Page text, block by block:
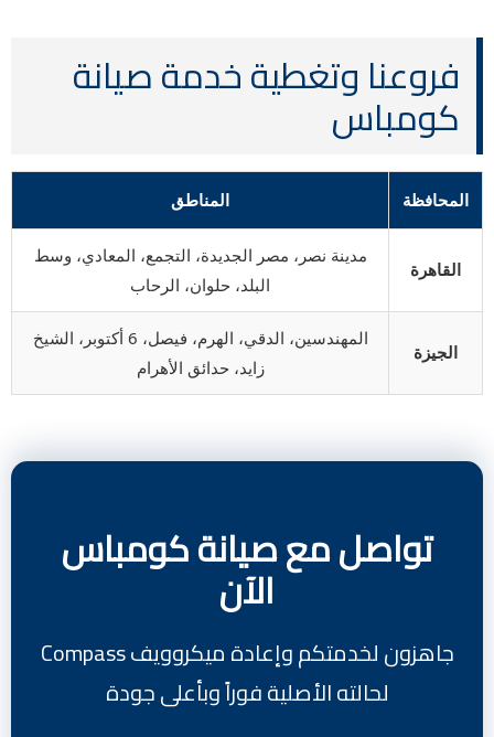
فروعنا وتغطية خدمة صيانة
كومباس
المحافظة المناطق
القاهرة
مدينة نصر، مصر الجديدة، التجمع، المعادي، وسط
البلد، حلوان، الرحاب
الجيزة
المهندسين، الدقي، الهرم، فيصل، 6 أكتوبر، الشيخ
زايد، حدائق الأهرام
تواصل مع صيانة كومباس
الآن
جاهزون لخدمتكم وإعادة ميكروويف Compass
لحالته الأصلية فوراً وبأعلى جودة